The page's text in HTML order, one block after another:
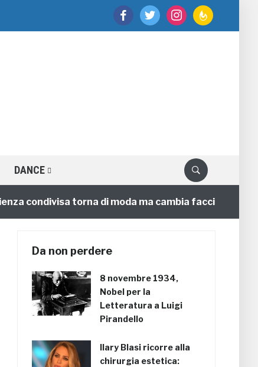
facebooktwitter instagramfeedburner
DANCE
torna di moda ma cambia faccia
Da non perdere
8 novembre 1934,
Nobel per la
Letteratura a Luigi
Pirandello
Ilary Blasi ricorre alla
chirurgia estetica: